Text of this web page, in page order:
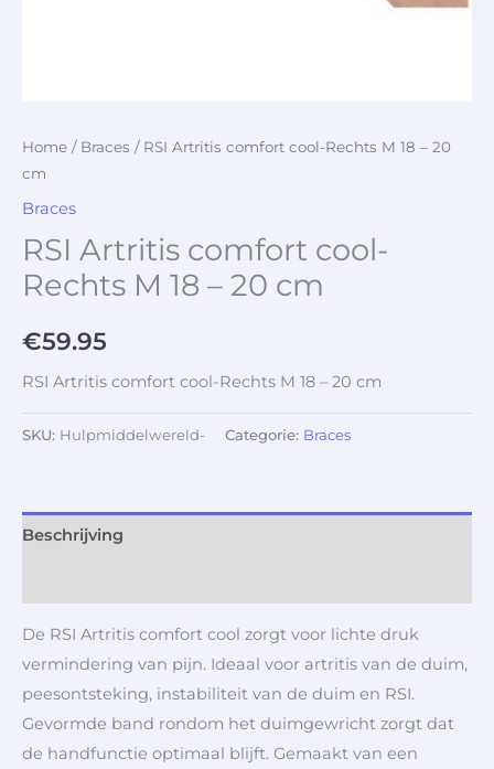
Home / Braces / RSI Artritis comfort cool-Rechts M 18 – 20
cm
Braces
RSI Artritis comfort cool-
Rechts M 18 – 20 cm
€59.95
RSI Artritis comfort cool-Rechts M 18 – 20 cm
SKU: Hulpmiddelwereld- Categorie: Braces
Beschrijving
De RSI Artritis comfort cool zorgt voor lichte druk
vermindering van pijn. Ideaal voor artritis van de duim,
peesontsteking, instabiliteit van de duim en RSI.
Gevormde band rondom het duimgewricht zorgt dat
de handfunctie optimaal blijft. Gemaakt van een